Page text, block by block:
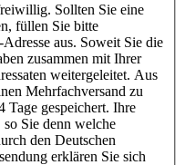
Sollten Sie eine
füllen Sie bitte
aus. Soweit Sie die
zusammen mit Ihrer
weitergeleitet. Aus
Mehrfachversand zu
Tage gespeichert. Ihre
Sie denn welche
den Deutschen
erklären Sie sich